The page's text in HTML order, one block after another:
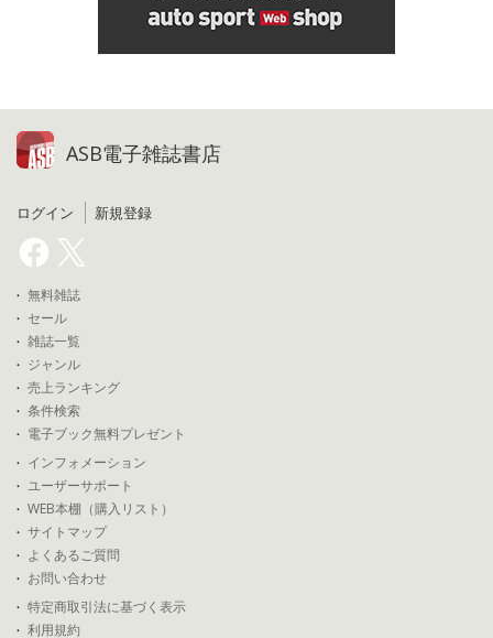
ASB電子雑誌書店
ログイン 新規登録
無料雑誌
セール
雑誌一覧
ジャンル
売上ランキング
条件検索
電子ブック無料プレゼント
インフォメーション
ユーザーサポート
WEB本棚（購入リスト）
サイトマップ
よくあるご質問
お問い合わせ
特定商取引法に基づく表示
利用規約